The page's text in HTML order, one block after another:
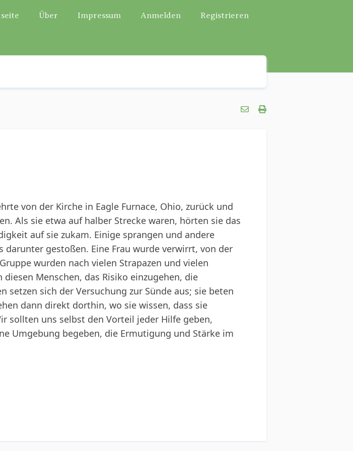
Über Impressum Anmelden Registrieren
von der Kirche in Eagle Furnace, Ohio, zurück und
Als sie etwa auf halber Strecke waren, hörten sie das
auf sie zukam. Einige sprangen und andere
gestoßen. Eine Frau wurde verwirrt, von der
wurden nach vielen Strapazen und vielen
Menschen, das Risiko einzugehen, die
setzen sich der Versuchung zur Sünde aus; sie beten
dann direkt dorthin, wo sie wissen, dass sie
sollten uns selbst den Vorteil jeder Hilfe geben,
Umgebung begeben, die Ermutigung und Stärke im